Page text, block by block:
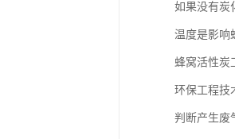
如果没有炭
温度是影响
蜂窝活性炭
环保工程技
判断产生废